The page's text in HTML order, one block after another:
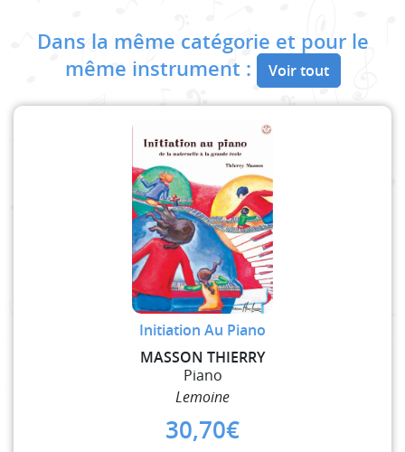
Dans la même catégorie et pour le
même instrument :
Voir tout
Initiation Au Piano
MASSON THIERRY
Piano
Lemoine
30,70€